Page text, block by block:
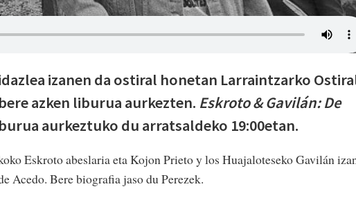
izanen da ostiral honetan Larraintzarko
azken liburua aurkezten. Eskroto & Gavilán: De
aurkeztuko du arratsaldeko 19:00etan.
Eskroto abeslaria eta Kojon Prieto y los Huajaloteseko Gavilán
Acedo. Bere biografia jaso du Perezek.